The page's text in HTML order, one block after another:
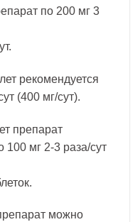
по 200 мг 3
рекомендуется
(400 мг/сут).
препарат
100 мг 2-3 раза/сут
можно